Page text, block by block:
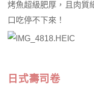
烤魚超級肥厚，且肉質
口吃停不下來！
日式壽司卷